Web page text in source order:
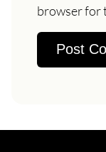
browser for